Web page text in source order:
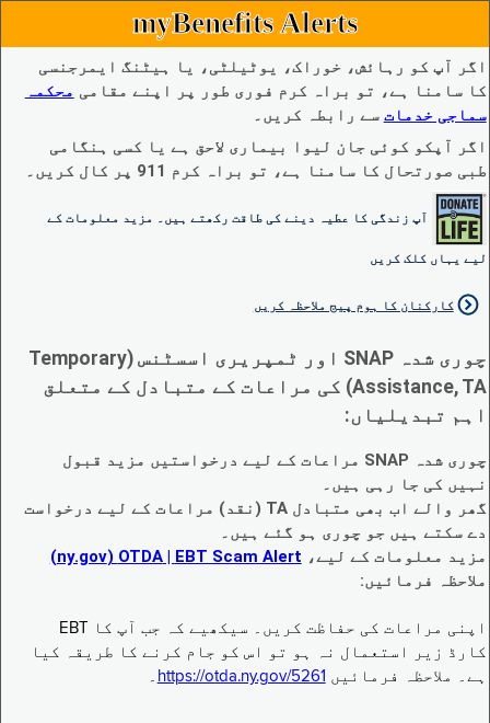
myBenefits Alerts
اگر آپ کو رہائش، خوراک، یوٹیلٹی، یا ہیٹنگ ایمرجنسی
کا سامنا ہے، تو براہ کرم فوری طور پر اپنے مقامی محکمہ
سماجی خدمات سے رابطہ کریں۔
اگر آپکو کوئی جان لیوا بیماری لاحق ہے یا کسی ہنگامی
طبی صورتحال کا سامنا ہے، تو براہ کرم 911 پر کال کریں۔
آپ زندگی کا عطیہ دینے کی طاقت رکھتے ہیں۔ مزید معلومات کے
لیے یہاں کلک کریں
کارکنان کا ہوم پیج ملاحظہ کریں
چوری شدہ SNAP اور ٹمپریری اسسٹنس (Temporary
Assistance, TA) کی مراعات کے متبادل کے متعلق
اہم تبدیلیاں:
چوری شدہ SNAP مراعات کے لیے درخواستیں مزید قبول
نہیں کی جا رہی ہیں۔
گھر والے اب بھی متبادل TA (نقد) مراعات کے لیے درخواست
دے سکتے ہیں جو چوری ہو گئے ہیں۔
مزید معلومات کے لیے، EBT Scam Alert ‏| OTDA ‏(ny.gov)
ملاحظہ فرمائیں:
اپنی مراعات کی حفاظت کریں۔ سیکھیے کہ جب آپ کا EBT
کارڈ زیر استعمال نہ ہو تو اس کو جام کرنے کا طریقہ کیا
ہے۔ ملاحظہ فرمائیں https://otda.ny.gov/5261 ۔